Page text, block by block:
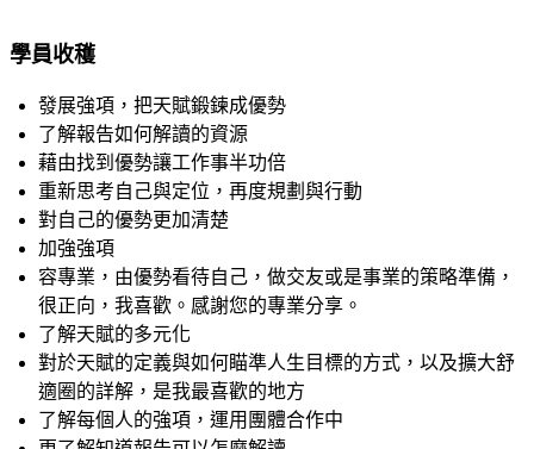
學員收穫
發展強項，把天賦鍛鍊成優勢
了解報告如何解讀的資源
藉由找到優勢讓工作事半功倍
重新思考自己與定位，再度規劃與行動
對自己的優勢更加清楚
加強強項
容專業，由優勢看待自己，做交友或是事業的策略準備，
很正向，我喜歡。感謝您的專業分享。
了解天賦的多元化
對於天賦的定義與如何瞄準人生目標的方式，以及擴大舒
適圈的詳解，是我最喜歡的地方
了解每個人的強項，運用團體合作中